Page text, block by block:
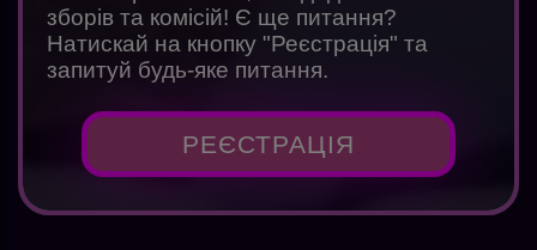
зборів та комісій! Є ще питання?
Натискай на кнопку "Реєстрація" та
запитуй будь-яке питання.
РЕЄСТРАЦІЯ